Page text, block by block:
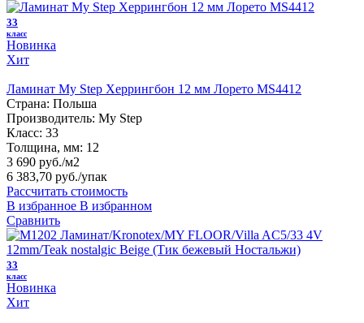
33
класс
Новинка
Хит
Ламинат My Step Херрингбон 12 мм Лорето MS4412
Страна: Польша
Производитель: My Step
Класс: 33
Толщина, мм: 12
3 690 руб./м2
6 383,70 руб./упак
Рассчитать стоимость
В избранное В избранном
Сравнить
33
класс
Новинка
Хит